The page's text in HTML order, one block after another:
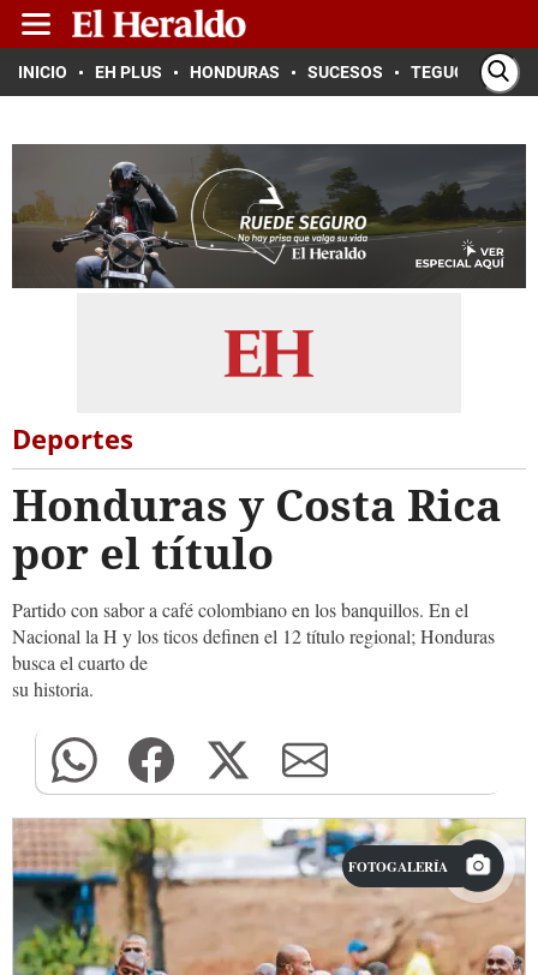
INICIO EH PLUS HONDURAS SUCESOS TEGUCIGALPA
Deportes
Honduras y Costa Rica
por el título
Partido con sabor a café colombiano en los banquillos. En el
Nacional la H y los ticos definen el 12 título regional; Honduras
busca el cuarto de
su historia.
FOTOGALERÍA